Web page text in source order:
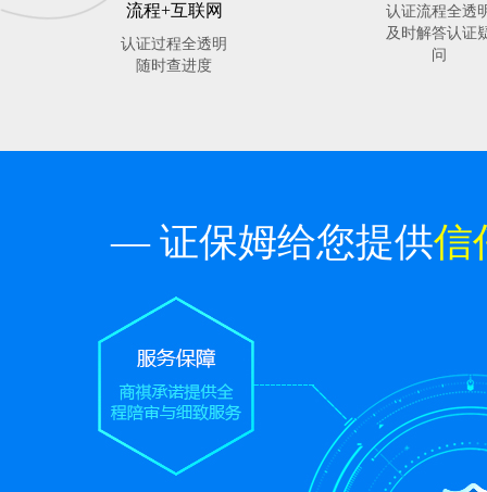
流程+互联网
认证过程全透明
随时查进度
认证流程全透
及时解答认证
问
— 证保姆给您提供信